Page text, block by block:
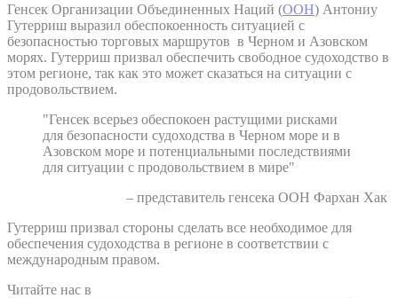
Генсек Организации Объединенных Наций (ООН) Антониу
Гутерриш выразил обеспокоенность ситуацией с
безопасностью торговых маршрутов в Черном и Азовском
морях. Гутерриш призвал обеспечить свободное судоходство в
этом регионе, так как это может сказаться на ситуации с
продовольствием.
"Генсек всерьез обеспокоен растущими рисками
для безопасности судоходства в Черном море и в
Азовском море и потенциальными последствиями
для ситуации с продовольствием в мире"
– представитель генсека ООН Фархан Хак
Гутерриш призвал стороны сделать все необходимое для
обеспечения судоходства в регионе в соответствии с
международным правом.
Читайте нас в